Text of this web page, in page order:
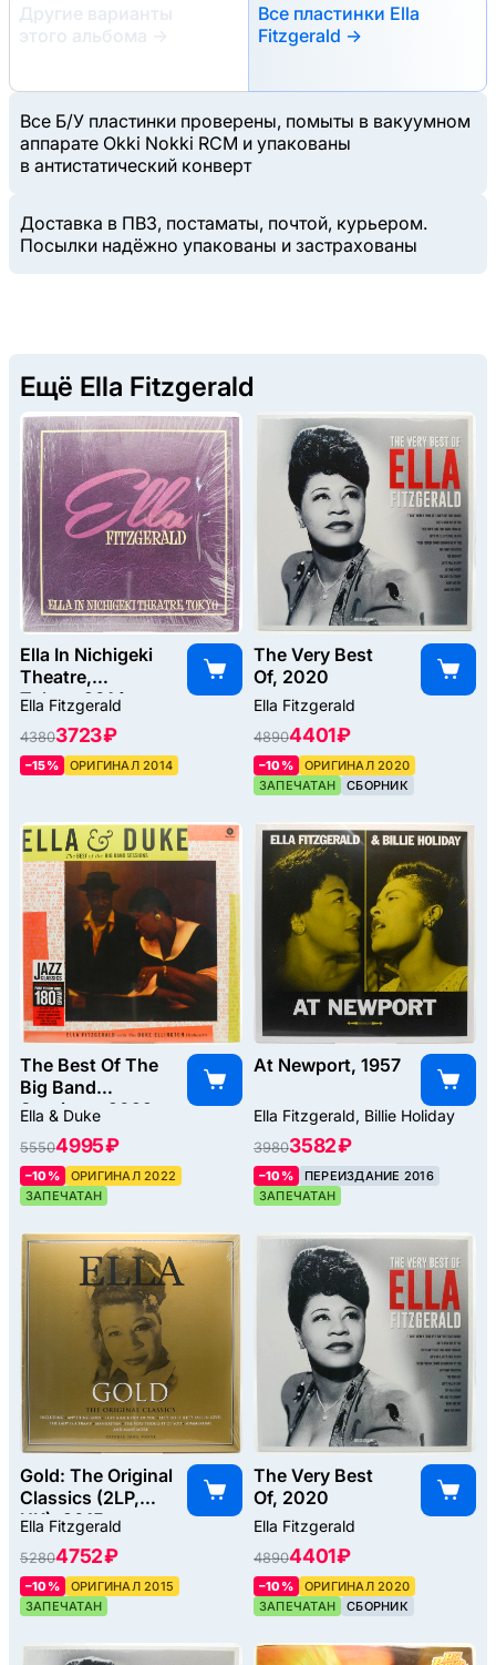
Другие варианты
этого альбома
→
Все пластинки Ella
Fitzgerald →
Все Б/У пластинки проверены, помыты в вакуумном
аппарате Okki Nokki RCM и упакованы
в антистатический конверт
Доставка в ПВЗ, постаматы, почтой, курьером.
Посылки надёжно упакованы и застрахованы
Ещё Ella Fitzgerald
Ella In Nichigeki
Theatre,
Tokyo, 2014
Ella Fitzgerald
43803723 ₽
–15% ОРИГИНАЛ 2014
The Very Best
Of, 2020
Ella Fitzgerald
48904401 ₽
–10%
ОРИГИНАЛ 2020
ЗАПЕЧАТАН
СБОРНИК
The Best Of The
Big Band
Sessions, 2022
Ella & Duke
55504995 ₽
–10%
ОРИГИНАЛ 2022
ЗАПЕЧАТАН
At Newport, 1957
Ella Fitzgerald, Billie Holiday
39803582 ₽
–10%
ПЕРЕИЗДАНИЕ 2016
ЗАПЕЧАТАН
Gold: The Original
Classics (2LP,
UK), 2015
Ella Fitzgerald
52804752 ₽
–10%
ОРИГИНАЛ 2015
ЗАПЕЧАТАН
The Very Best
Of, 2020
Ella Fitzgerald
48904401 ₽
–10%
ОРИГИНАЛ 2020
ЗАПЕЧАТАН
СБОРНИК